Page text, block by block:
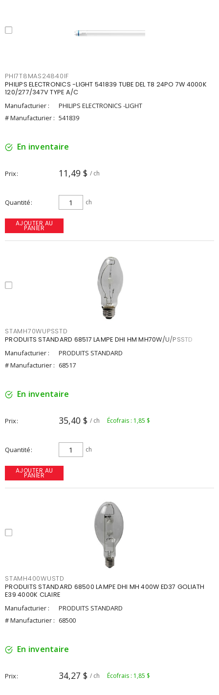
PHI7T8MAS24840IF
PHILIPS ELECTRONICS -LIGHT 541839 TUBE DEL T8 24PO 7W 4000K
120/277/347V TYPE A/C
Manufacturier :
PHILIPS ELECTRONICS -LIGHT
# Manufacturier : 541839
En inventaire
Prix 11,49 $ / ch
Quantité ch
AJOUTER AU
PANIER
STAMH70WUPSSTD
PRODUITS STANDARD 68517 LAMPE DHI HM MH70W/U/PSSTD
Manufacturier :
PRODUITS STANDARD
# Manufacturier : 68517
En inventaire
Prix 35,40 $ / ch Écofrais : 1,85 $
Quantité ch
AJOUTER AU
PANIER
STAMH400WUSTD
PRODUITS STANDARD 68500 LAMPE DHI MH 400W ED37 GOLIATH
E39 4000K CLAIRE
Manufacturier :
PRODUITS STANDARD
# Manufacturier : 68500
En inventaire
Prix 34,27 $ / ch Écofrais : 1,85 $